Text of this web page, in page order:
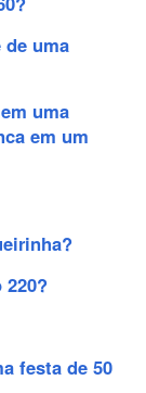
uma
uma
em um
220?
festa de 50